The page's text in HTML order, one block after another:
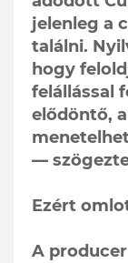
jelenleg a
találni.
hogy
felállással
elődöntő,
—
Ezért
A